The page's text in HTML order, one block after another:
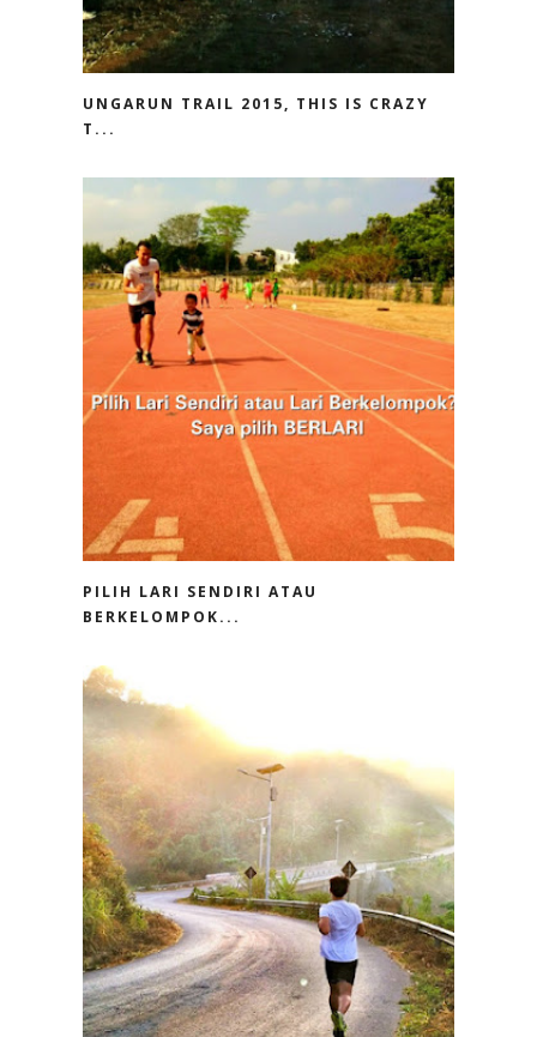
UNGARUN TRAIL 2015, THIS IS CRAZY
T...
PILIH LARI SENDIRI ATAU
BERKELOMPOK...